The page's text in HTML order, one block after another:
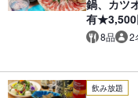
鍋、カツ
有★3,500
8品 2
飲み放題